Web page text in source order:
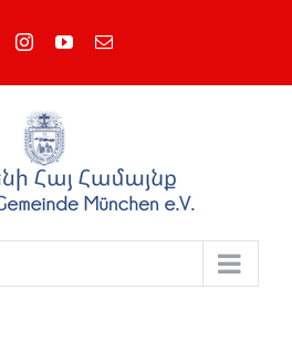
FacebookInstagramYouTube
E-